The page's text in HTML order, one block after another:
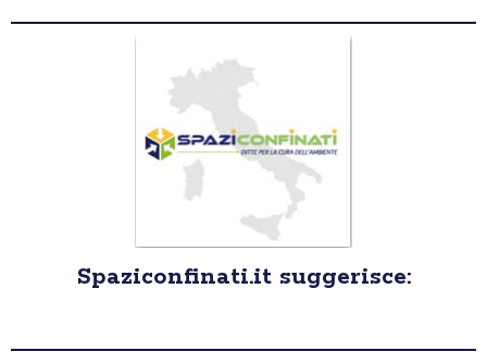
Spaziconfinati.it suggerisce: